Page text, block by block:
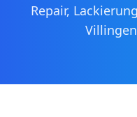
Repair,